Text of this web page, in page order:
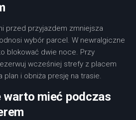
przed przyjazdem zmniejsza
wybór parcel. W newralgiczne
blokować dwie noce. Przy
wcześniej strefy z placem
plan i obniża presję na trasie.
warto mieć podczas